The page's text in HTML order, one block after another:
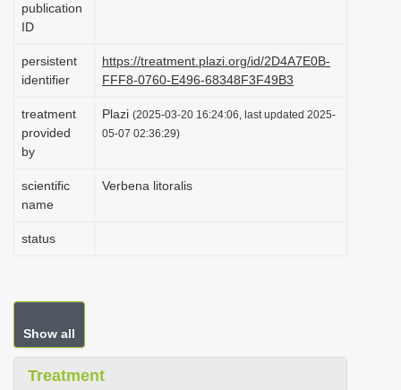
a
t
i
publication
ID
persistent
identifier
https://treatment.plazi.org/id/2D4A7E0B-
FFF8-0760-E496-68348F3F49B3
treatment
provided
by
Plazi (2025-03-20 16:24:06, last updated 2025-
05-07 02:36:29)
scientific
name
Verbena litoralis
status
Show all
Treatment